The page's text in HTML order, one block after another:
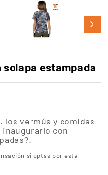
solapa estampada
los vermús y comidas
inaugurarlo con
si optas por esta